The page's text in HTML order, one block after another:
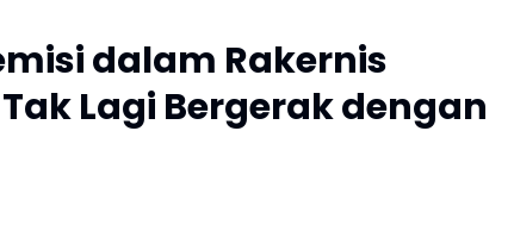
dalam Rakernis
Lagi Bergerak dengan